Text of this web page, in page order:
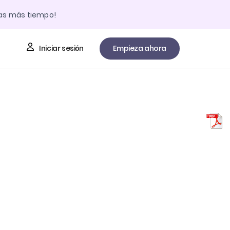
más tiempo!
Iniciar sesión Empieza ahora